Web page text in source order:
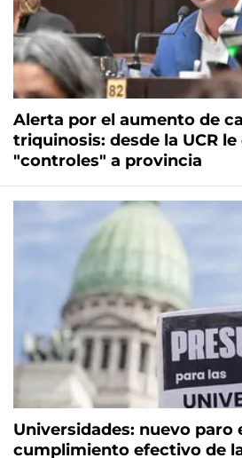
Alerta por el aumento de
triquinosis: desde la UCR
"controles" a provincia
Universidades: nuevo paro
cumplimiento efectivo de